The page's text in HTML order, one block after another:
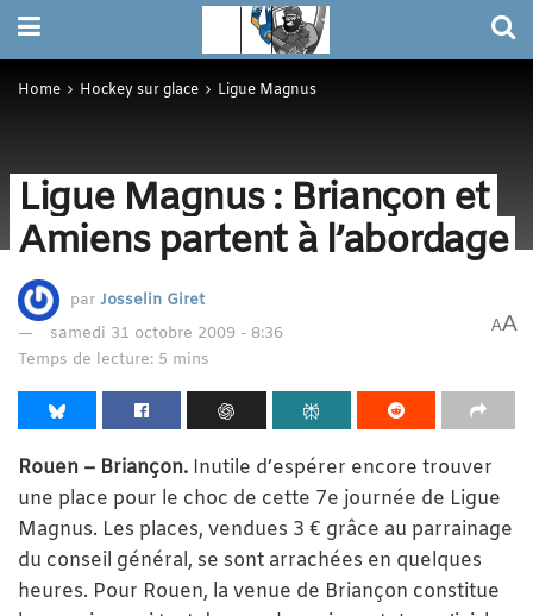
Home Hockey sur glace Ligue Magnus
Ligue Magnus : Briançon et
Amiens partent à l’abordage
par Josselin Giret
samedi 31 octobre 2009 - 8:36
Temps de lecture: 5 mins
AA
Rouen – Briançon. Inutile d’espérer encore trouver
une place pour le choc de cette 7e journée de Ligue
Magnus. Les places, vendues 3 € grâce au parrainage
du conseil général, se sont arrachées en quelques
heures. Pour Rouen, la venue de Briançon constitue